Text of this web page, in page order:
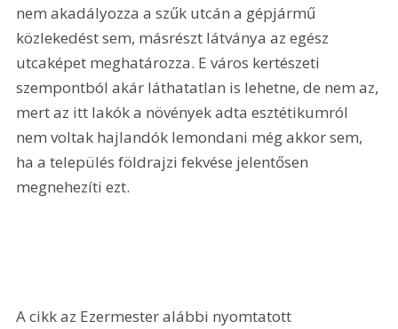
nem akadályozza a szűk utcán a gépjármű
közlekedést sem, másrészt látványa az egész
utcaképet meghatározza. E város kertészeti
szempontból akár láthatatlan is lehetne, de nem az,
mert az itt lakók a növények adta esztétikumról
nem voltak hajlandók lemondani még akkor sem,
ha a település földrajzi fekvése jelentősen
megnehezíti ezt.
A cikk az Ezermester alábbi nyomtatott